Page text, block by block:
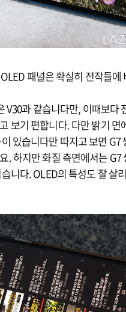
패널은 확실히 전작들에
V30과 같습니다만, 이때보다
보기 편합니다. 다만 밝기 면
있습니다만 따지고 보면 G7
. 하지만 화질 측면에서는 G7
니다. OLED의 특성도 잘 살